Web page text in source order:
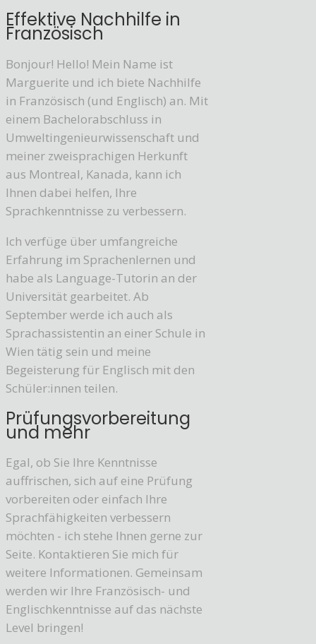
Effektive Nachhilfe in
Französisch
Bonjour! Hello! Mein Name ist
Marguerite und ich biete Nachhilfe
in Französisch (und Englisch) an. Mit
einem Bachelorabschluss in
Umweltingenieurwissenschaft und
meiner zweisprachigen Herkunft
aus Montreal, Kanada, kann ich
Ihnen dabei helfen, Ihre
Sprachkenntnisse zu verbessern.
Ich verfüge über umfangreiche
Erfahrung im Sprachenlernen und
habe als Language-Tutorin an der
Universität gearbeitet. Ab
September werde ich auch als
Sprachassistentin an einer Schule in
Wien tätig sein und meine
Begeisterung für Englisch mit den
Schüler:innen teilen.
Prüfungsvorbereitung
und mehr
Egal, ob Sie Ihre Kenntnisse
auffrischen, sich auf eine Prüfung
vorbereiten oder einfach Ihre
Sprachfähigkeiten verbessern
möchten - ich stehe Ihnen gerne zur
Seite. Kontaktieren Sie mich für
weitere Informationen. Gemeinsam
werden wir Ihre Französisch- und
Englischkenntnisse auf das nächste
Level bringen!